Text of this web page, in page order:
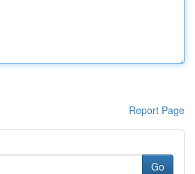
Report Page
Go